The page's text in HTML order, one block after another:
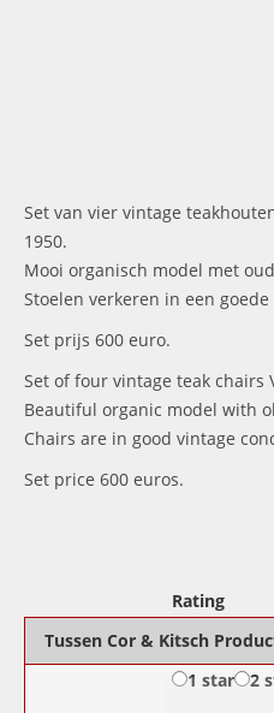
Set van vier vintage
1950.
Mooi organisch model met
Stoelen verkeren in een
Set prijs 600 euro.
Set of four vintage teak chairs
Beautiful organic model with
Chairs are in good vintage
Set price 600 euros.
Tussen Cor & Kitsch
Rating
1 star 2